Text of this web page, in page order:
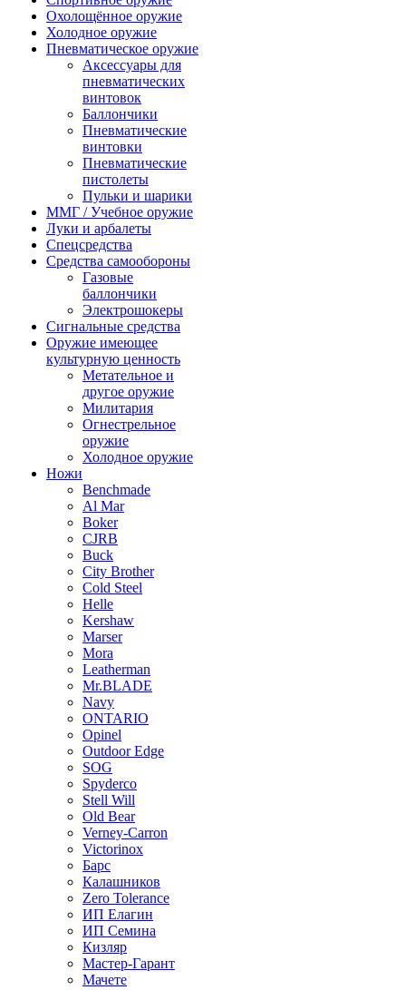
Охолощённое оружие
Холодное оружие
Пневматическое оружие
Аксессуары для
пневматических
винтовок
Баллончики
Пневматические
винтовки
Пневматические
пистолеты
Пульки и шарики
ММГ / Учебное оружие
Луки и арбалеты
Спецсредства
Средства самообороны
Газовые
баллончики
Электрошокеры
Сигнальные средства
Оружие имеющее
культурную ценность
Метательное и
другое оружие
Милитария
Огнестрельное
оружие
Холодное оружие
Ножи
Benchmade
Al Mar
Boker
CJRB
Buck
City Brother
Cold Steel
Helle
Kershaw
Marser
Mora
Leatherman
Mr.BLADE
Navy
ONTARIO
Opinel
Outdoor Edge
SOG
Spyderco
Stell Will
Old Bear
Verney-Carron
Victorinox
Барс
Калашников
Zero Tolerance
ИП Елагин
ИП Семина
Кизляр
Мастер-Гарант
Мачете